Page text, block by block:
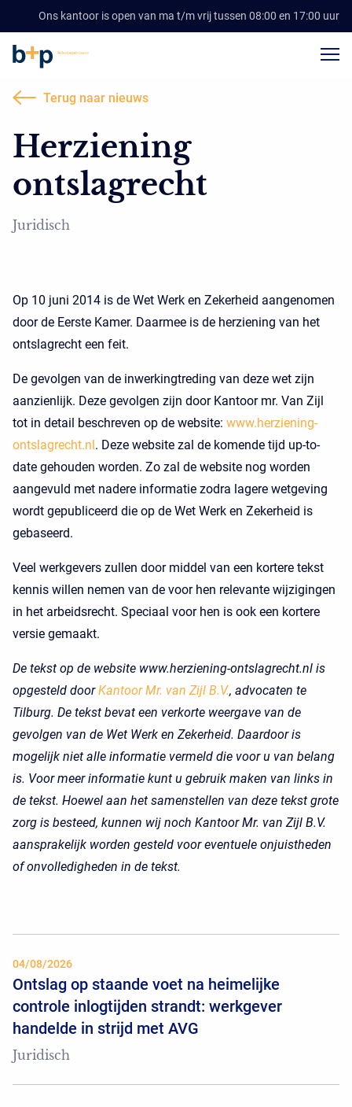
Ons kantoor is open van ma t/m vrij tussen 08:00 en 17:00 uur
Terug naar nieuws
Herziening
ontslagrecht
Juridisch
Op 10 juni 2014 is de Wet Werk en Zekerheid aangenomen
door de Eerste Kamer. Daarmee is de herziening van het
ontslagrecht een feit.
De gevolgen van de inwerkingtreding van deze wet zijn
aanzienlijk. Deze gevolgen zijn door Kantoor mr. Van Zijl
tot in detail beschreven op de website: www.herziening-
ontslagrecht.nl. Deze website zal de komende tijd up-to-
date gehouden worden. Zo zal de website nog worden
aangevuld met nadere informatie zodra lagere wetgeving
wordt gepubliceerd die op de Wet Werk en Zekerheid is
gebaseerd.
Veel werkgevers zullen door middel van een kortere tekst
kennis willen nemen van de voor hen relevante wijzigingen
in het arbeidsrecht. Speciaal voor hen is ook een kortere
versie gemaakt.
De tekst op de website www.herziening-ontslagrecht.nl is
opgesteld doorKantoor Mr. van Zijl B.V., advocaten te
Tilburg. De tekst bevat een verkorte weergave van de
gevolgen van de Wet Werk en Zekerheid. Daardoor is
mogelijk niet alle informatie vermeld die voor u van belang
is. Voor meer informatie kunt u gebruik maken van links in
de tekst. Hoewel aan het samenstellen van deze tekst grote
zorg is besteed, kunnen wij noch Kantoor Mr. van Zijl B.V.
aansprakelijk worden gesteld voor eventuele onjuistheden
of onvolledigheden in de tekst.
04/08/2026
Ontslag op staande voet na heimelijke
controle inlogtijden strandt: werkgever
handelde in strijd met AVG
Juridisch